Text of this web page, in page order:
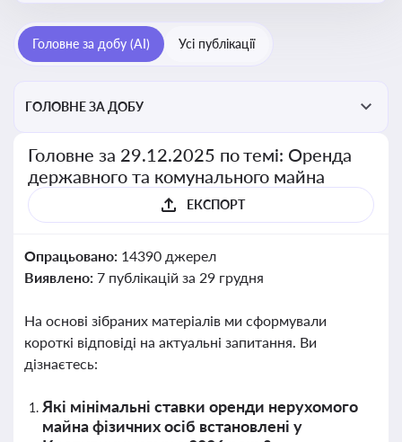
Головне за добу (AI) Усі публікації
ГОЛОВНЕ ЗА ДОБУ
Головне за 29.12.2025 по темі: Оренда
державного та комунального майна
ЕКСПОРТ
Опрацьовано: 14390 джерел
Виявлено: 7 публікацій за 29 грудня
На основі зібраних матеріалів ми сформували
короткі відповіді на актуальні запитання. Ви
дізнаєтесь:
Які мінімальні ставки оренди нерухомого
майна фізичних осіб встановлені у